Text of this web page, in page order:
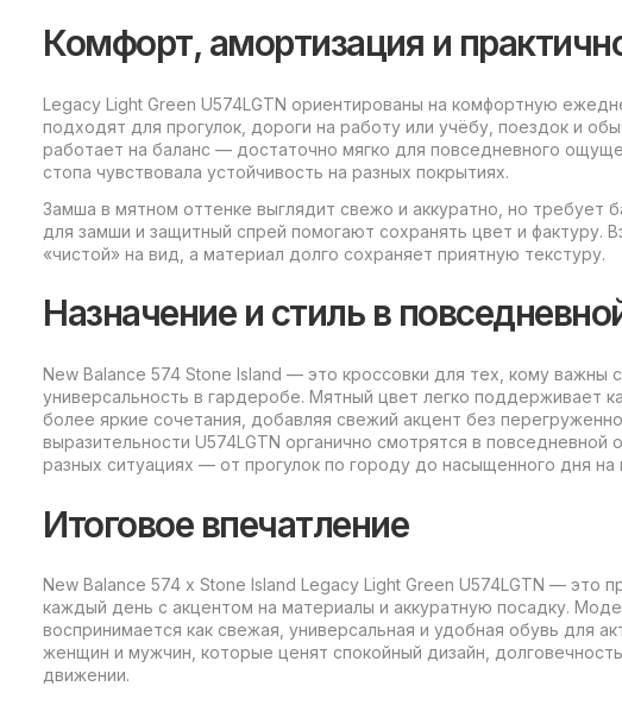
Комфорт, амортизация и
Legacy Light Green U574LGTN ориентированы на комфортную
подходят для прогулок, дороги на работу или учёбу, поездок и
работает на баланс — достаточно мягко для повседневного
стопа чувствовала устойчивость на разных покрытиях.
Замша в мятном оттенке выглядит свежо и аккуратно, но требует
для замши и защитный спрей помогают сохранять цвет и фактуру.
«чистой» на вид, а материал долго сохраняет приятную текстуру.
Назначение и стиль в
New Balance 574 Stone Island — это кроссовки для тех, кому важны
универсальность в гардеробе. Мятный цвет легко поддерживает
более яркие сочетания, добавляя свежий акцент без
выразительности U574LGTN органично смотрятся в
разных ситуациях — от прогулок по городу до насыщенного дня на
Итоговое впечатление
New Balance 574 x Stone Island Legacy Light Green U574LGTN — это
каждый день с акцентом на материалы и аккуратную посадку.
воспринимается как свежая, универсальная и удобная обувь для
женщин и мужчин, которые ценят спокойный дизайн,
движении.